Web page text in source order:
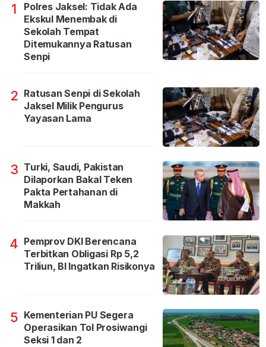
1
Polres Jaksel: Tidak Ada
Ekskul Menembak di
Sekolah Tempat
Ditemukannya Ratusan
Senpi
2 Ratusan Senpi di Sekolah
Jaksel Milik Pengurus
Yayasan Lama
3 Turki, Saudi, Pakistan
Dilaporkan Bakal Teken
Pakta Pertahanan di
Makkah
4 Pemprov DKI Berencana
Terbitkan Obligasi Rp 5,2
Triliun, BI Ingatkan Risikonya
5 Kementerian PU Segera
Operasikan Tol Prosiwangi
Seksi 1 dan 2